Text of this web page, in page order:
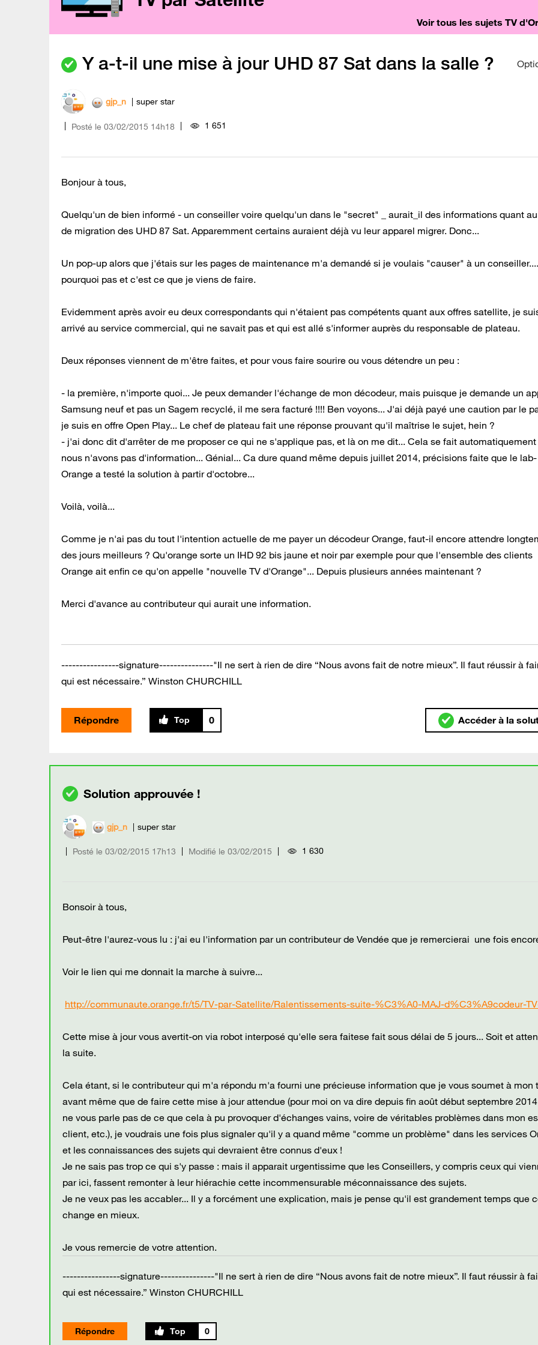
Voir tous les sujets TV
Y a-t-il une mise à jour UHD 87 Sat dans la salle ?
gjp_n super star
Posté le ‎03/02/2015 14h18 1 651
Bonjour à tous,
Quelqu'un de bien informé - un conseiller voire quelqu'un dans le "secret" _ aurait_il des informations quant
de migration des UHD 87 Sat. Apparemment certains auraient déjà vu leur apparel migrer. Donc...
Un pop-up alors que j'étais sur les pages de maintenance m'a demandé si je voulais "causer" à un
pourquoi pas et c'est ce que je viens de faire.
Evidemment après avoir eu deux correspondants qui n'étaient pas compétents quant aux offres satellite, je
arrivé au service commercial, qui ne savait pas et qui est allé s'informer auprès du responsable de plateau.
Deux réponses viennent de m'être faites, et pour vous faire sourire ou vous détendre un peu :
- la première, n'importe quoi... Je peux demander l'échange de mon décodeur, mais puisque je demande un
Samsung neuf et pas un Sagem recyclé, il me sera facturé !!!! Ben voyons... J'ai déjà payé une caution par le
je suis en offre Open Play... Le chef de plateau fait une réponse prouvant qu'il maîtrise le sujet, hein ?
- j'ai donc dit d'arrêter de me proposer ce qui ne s'applique pas, et là on me dit... Cela se fait
nous n'avons pas d'information... Génial... Ca dure quand même depuis juillet 2014, précisions faite que le lab-
Orange a testé la solution à partir d'octobre...
Voilà, voilà...
Comme je n'ai pas du tout l'intention actuelle de me payer un décodeur Orange, faut-il encore attendre
des jours meilleurs ? Qu'orange sorte un IHD 92 bis jaune et noir par exemple pour que l'ensemble des clients
Orange ait enfin ce qu'on appelle "nouvelle TV d'Orange"... Depuis plusieurs années maintenant ?
Merci d'avance au contributeur qui aurait une information.
----------------signature---------------"Il ne sert à rien de dire “Nous avons fait de notre mieux”. Il faut réussir à
qui est nécessaire.” Winston CHURCHILL
Répondre 0 Accéder à la
gjp_n super star
Posté le ‎03/02/2015 17h13 Modifié le 03/02/2015 1 630
Bonsoir à tous,
Peut-être l'aurez-vous lu : j'ai eu l'information par un contributeur de Vendée que je remercierai une fois
Voir le lien qui me donnait la marche à suivre...
http://communaute.orange.fr/t5/TV-par-Satellite/Ralentissements-suite-%C3%A0-MAJ-d%C3%A9codeur-
Cette mise à jour vous avertit-on via robot interposé qu'elle sera faitese fait sous délai de 5 jours... Soit et
la suite.
Cela étant, si le contributeur qui m'a répondu m'a fourni une précieuse information que je vous soumet à mon
avant même que de faire cette mise à jour attendue (pour moi on va dire depuis fin août début septembre
ne vous parle pas de ce que cela à pu provoquer d'échanges vains, voire de véritables problèmes dans mon
client, etc.), je voudrais une fois plus signaler qu'il y a quand même "comme un problème" dans les services
et les connaissances des sujets qui devraient être connus d'eux !
Je ne sais pas trop ce qui s'y passe : mais il apparait urgentissime que les Conseillers, y compris ceux qui
par ici, fassent remonter à leur hiérachie cette incommensurable méconnaissance des sujets.
Je ne veux pas les accabler... Il y a forcément une explication, mais je pense qu'il est grandement temps que
change en mieux.
Je vous remercie de votre attention.
----------------signature---------------"Il ne sert à rien de dire “Nous avons fait de notre mieux”. Il faut réussir à
qui est nécessaire.” Winston CHURCHILL
Répondre 0